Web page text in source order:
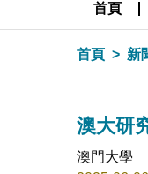
首頁
首頁 新
澳大研
澳門大學